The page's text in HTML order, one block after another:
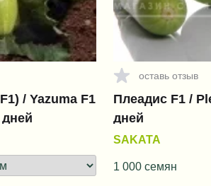
/ Yazuma F1
дней
оставь отзыв
Плеадис F1 /
дней
SAKATA
1 000 семян